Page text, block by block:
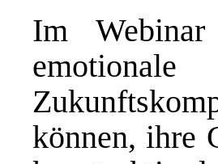
Im Webinar
können, ihre